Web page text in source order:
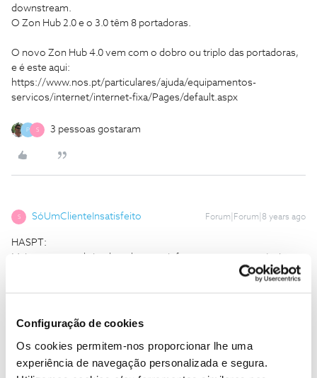
Configuração de cookies
Os cookies permitem-nos proporcionar lhe uma
experiência de navegação personalizada e segura.
downstream.
O Zon Hub 2.0 e o 3.0 têm 8 portadoras.
O novo Zon Hub 4.0 vem com o dobro ou triplo das portadoras,
e é este aqui:
https://www.nos.pt/particulares/ajuda/equipamentos-
servicos/internet/internet-fixa/Pages/default.aspx
P S 3 pessoas gostaram
S SóUmClienteInsatisfeito Forum|Forum|8 years ago
HASPT:
verao".
É que,aparentemente,a NOS também está a sofrer as
consequências das alterações climáticas! De facto, o verão está a